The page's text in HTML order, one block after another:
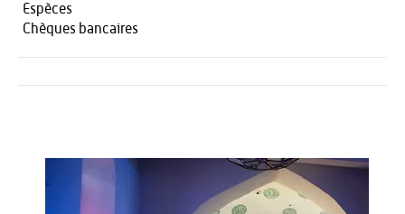
Espèces
Chèques bancaires